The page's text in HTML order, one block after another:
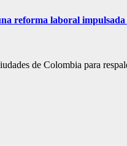
reforma laboral
de Colombia para